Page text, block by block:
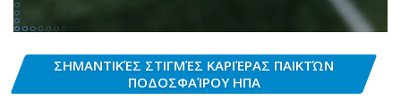
ΣΗΜΑΝΤΙΚΈΣ ΣΤΙΓΜΈΣ ΚΑΡΙΈΡΑΣ ΠΑΙΚΤΏΝ
ΠΟΔΟΣΦΑΊΡΟΥ ΗΠΑ